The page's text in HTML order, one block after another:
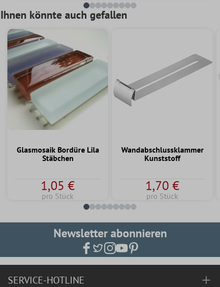
Ihnen könnte auch gefallen
Glasmosaik Bordüre Lila
Stäbchen
1,05 €
pro Stück
Wandabschlussklammer
Kunststoff
1,70 €
pro Stück
Newsletter abonnieren
SERVICE-HOTLINE